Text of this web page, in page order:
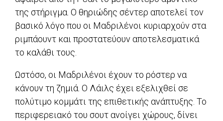
της στήριγμα. Ο θηριώδης σέντερ αποτελεί τον
βασικό λόγο που οι Μαδριλένοι κυριαρχούν στα
ριμπάουντ και προστατεύουν αποτελεσματικά
το καλάθι τους.
Ωστόσο, οι Μαδριλένοι έχουν το ρόστερ να
κάνουν τη ζημιά. Ο Λάιλς έχει εξελιχθεί σε
πολύτιμο κομμάτι της επιθετικής ανάπτυξης. Το
περιφερειακό του σουτ ανοίγει χώρους, δίνει